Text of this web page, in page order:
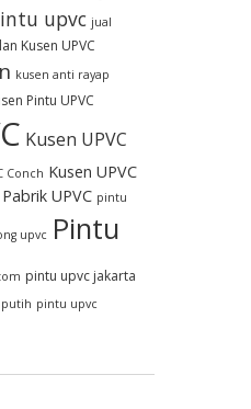
upvc jual
Kusen UPVC
kusen anti rayap
Pintu UPVC
Kusen UPVC
Conch Kusen UPVC
Pabrik UPVC pintu
upvc Pintu
pintu upvc jakarta
pintu upvc